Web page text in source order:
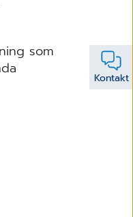
Kontakt
som